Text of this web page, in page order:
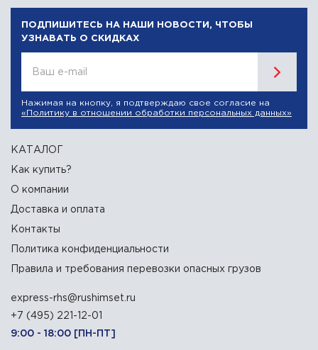
ПОДПИШИТЕСЬ НА НАШИ НОВОСТИ, ЧТОБЫ
УЗНАВАТЬ О СКИДКАХ
Ваш e-mail
Нажимая на кнопку, я подтверждаю свое согласие на
«Политику в отношении обработки персональных данных»
КАТАЛОГ
Как купить?
О компании
Доставка и оплата
Контакты
Политика конфиденциальности
Правила и требования перевозки опасных грузов
express-rhs@rushimset.ru
+7 (495) 221-12-01
9:00 - 18:00 [ПН-ПТ]